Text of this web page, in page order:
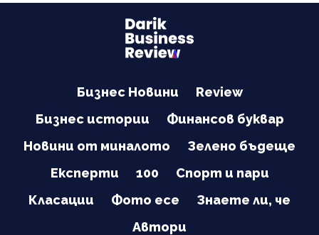
Бизнес Новини
Review
Бизнес истории
Финансов буквар
Новини от миналото
Зелено бъдеще
Експерти
100
Спорт и пари
Класации
Фото есе
Знаете ли, че
Автори